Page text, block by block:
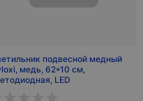
подвесной медный
медь, 62*10 см,
LED